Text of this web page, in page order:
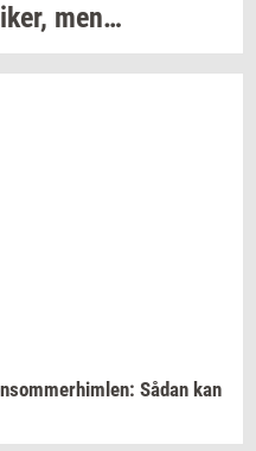
men…
Sådan kan